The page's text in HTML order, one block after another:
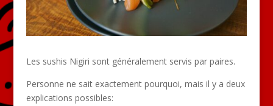
Les sushis Nigiri sont généralement servis par paires.
Personne ne sait exactement pourquoi, mais il y a deux
explications possibles: